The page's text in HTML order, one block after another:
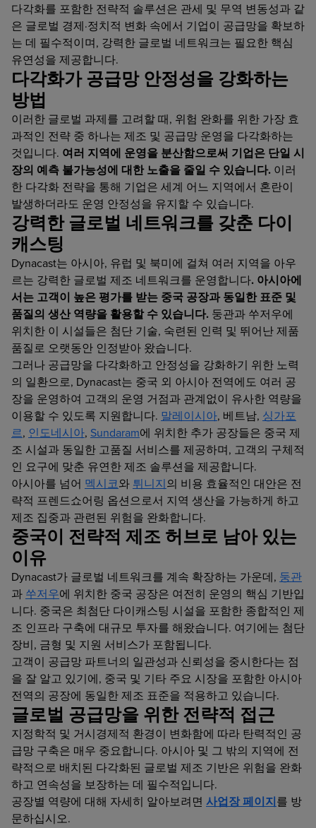
다각화를 포함한 전략적 솔루션은 관세 및 무역 변동성과 같
은 글로벌 경제·정치적 변화 속에서 기업이 공급망을 확보하
는 데 필수적이며, 강력한 글로벌 네트워크는 필요한 핵심
유연성을 제공합니다.
다각화가 공급망 안정성을 강화하는
방법
이러한 글로벌 과제를 고려할 때, 위험 완화를 위한 가장 효
과적인 전략 중 하나는 제조 및 공급망 운영을 다각화하는
것입니다. 여러 지역에 운영을 분산함으로써 기업은 단일 시
장의 예측 불가능성에 대한 노출을 줄일 수 있습니다. 이러
한 다각화 전략을 통해 기업은 세계 어느 지역에서 혼란이
발생하더라도 운영 안정성을 유지할 수 있습니다.
강력한 글로벌 네트워크를 갖춘 다이
캐스팅
Dynacast는 아시아, 유럽 및 북미에 걸쳐 여러 지역을 아우
르는 강력한 글로벌 제조 네트워크를 운영합니다. 아시아에
서는 고객이 높은 평가를 받는 중국 공장과 동일한 표준 및
품질의 생산 역량을 활용할 수 있습니다. 둥관과 쑤저우에
위치한 이 시설들은 첨단 기술, 숙련된 인력 및 뛰어난 제품
품질로 오랫동안 인정받아 왔습니다.
그러나 공급망을 다각화하고 안정성을 강화하기 위한 노력
의 일환으로, Dynacast는 중국 외 아시아 전역에도 여러 공
장을 운영하여 고객의 운영 거점과 관계없이 유사한 역량을
이용할 수 있도록 지원합니다. 말레이시아, 베트남, 싱가포
르, 인도네시아, Sundaram에 위치한 추가 공장들은 중국 제
조 시설과 동일한 고품질 서비스를 제공하며, 고객의 구체적
인 요구에 맞춘 유연한 제조 솔루션을 제공합니다.
아시아를 넘어 멕시코와 튀니지의 비용 효율적인 대안은 전
략적 프렌드쇼어링 옵션으로서 지역 생산을 가능하게 하고
제조 집중과 관련된 위험을 완화합니다.
중국이 전략적 제조 허브로 남아 있는
이유
Dynacast가 글로벌 네트워크를 계속 확장하는 가운데, 둥관
과 쑤저우에 위치한 중국 공장은 여전히 운영의 핵심 기반입
니다. 중국은 최첨단 다이캐스팅 시설을 포함한 종합적인 제
조 인프라 구축에 대규모 투자를 해왔습니다. 여기에는 첨단
장비, 금형 및 지원 서비스가 포함됩니다.
고객이 공급망 파트너의 일관성과 신뢰성을 중시한다는 점
을 잘 알고 있기에, 중국 및 기타 주요 시장을 포함한 아시아
전역의 공장에 동일한 제조 표준을 적용하고 있습니다.
글로벌 공급망을 위한 전략적 접근
지정학적 및 거시경제적 환경이 변화함에 따라 탄력적인 공
급망 구축은 매우 중요합니다. 아시아 및 그 밖의 지역에 전
략적으로 배치된 다각화된 글로벌 제조 기반은 위험을 완화
하고 연속성을 보장하는 데 필수적입니다.
공장별 역량에 대해 자세히 알아보려면 사업장 페이지를 방
문하십시오.